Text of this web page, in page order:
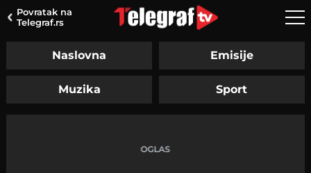
Povratak na
Telegraf.rs
Naslovna Emisije
Muzika Sport